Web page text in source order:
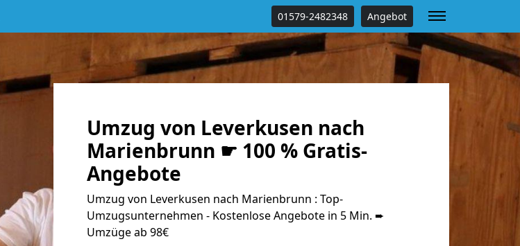
01579-2482348 Angebot
Umzug von Leverkusen nach
Marienbrunn ☛ 100 % Gratis-
Angebote
Umzug von Leverkusen nach Marienbrunn : Top-
Umzugsunternehmen - Kostenlose Angebote in 5 Min. ➨
Umzüge ab 98€